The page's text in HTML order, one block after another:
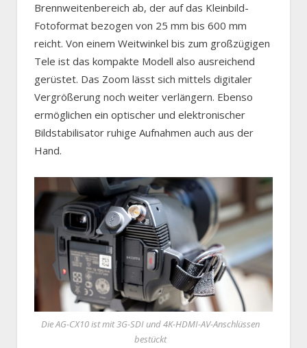
Brennweitenbereich ab, der auf das Kleinbild-
Fotoformat bezogen von 25 mm bis 600 mm
reicht. Von einem Weitwinkel bis zum großzügigen
Tele ist das kompakte Modell also ausreichend
gerüstet. Das Zoom lässt sich mittels digitaler
Vergrößerung noch weiter verlängern. Ebenso
ermöglichen ein optischer und elektronischer
Bildstabilisator ruhige Aufnahmen auch aus der
Hand.
Die AG-CX10 ist mit 3G-SDI und 4K-HDMI-AV-Anschlüssen
bestückt